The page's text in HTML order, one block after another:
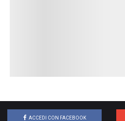
ASSISTENZA
ACCOUNT